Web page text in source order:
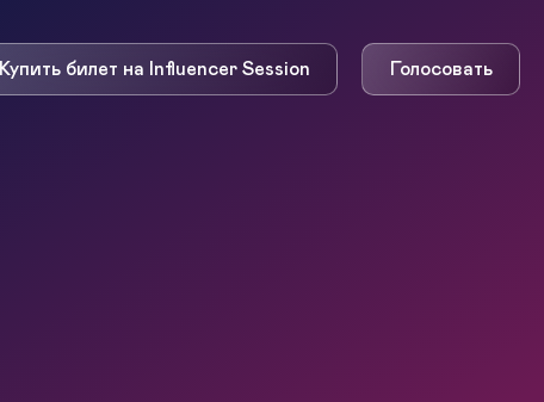
Купить билет на Influencer Session Голосовать